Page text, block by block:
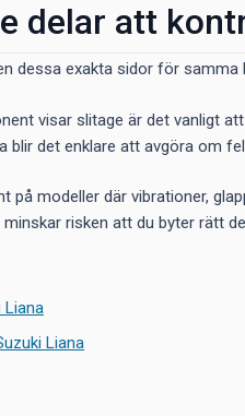
delar att
dessa exakta sidor för samma
visar slitage är det vanligt
blir det enklare att avgöra om
på modeller där vibrationer,
risken att du byter rätt
Liana
Liana